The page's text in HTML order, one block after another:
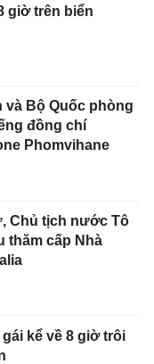
giờ trên biển
và Bộ Quốc phòng
đồng chí
Phomvihane
Chủ tịch nước Tô
thăm cấp Nhà
kể về 8 giờ trôi